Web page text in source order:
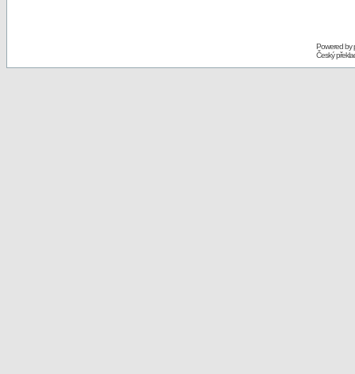
Powered by
Český